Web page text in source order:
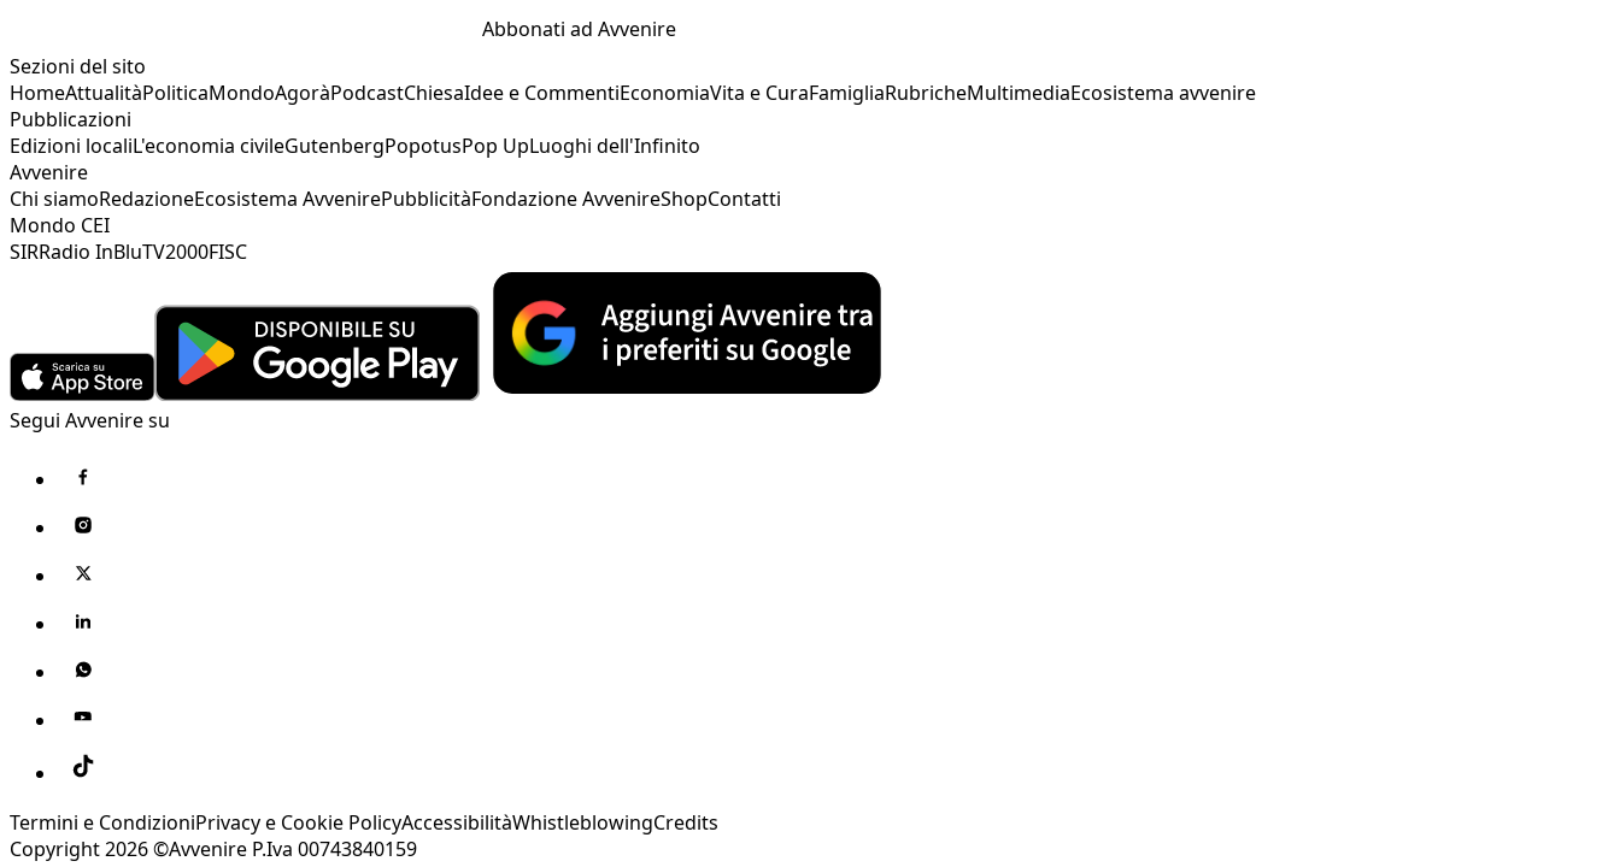
Abbonati ad Avvenire
Sezioni del sito
HomeAttualitàPoliticaMondoAgoràPodcastChiesaIdee e CommentiEconomiaVita e CuraFamigliaRubricheMultimediaEcosistema avvenire
Pubblicazioni
Edizioni localiL'economia civileGutenbergPopotusPop UpLuoghi dell'Infinito
Avvenire
Chi siamoRedazioneEcosistema AvvenirePubblicitàFondazione AvvenireShopContatti
Mondo CEI
SIRRadio InBluTV2000FISC
Segui Avvenire su
Termini e CondizioniPrivacy e Cookie PolicyAccessibilitàWhistleblowingCredits
Copyright 2026 ©Avvenire P.Iva 00743840159